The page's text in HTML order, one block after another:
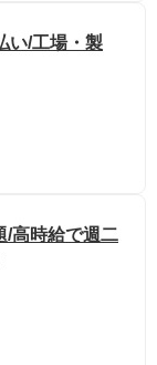
い/工場・製
/高時給で週二